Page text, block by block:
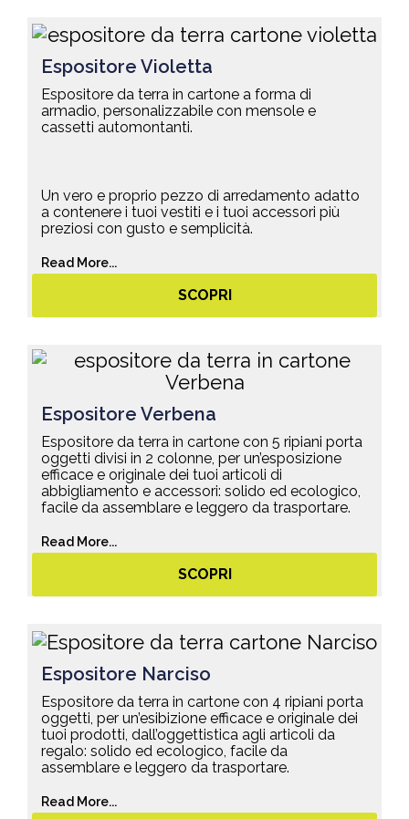
Espositore Violetta
Espositore da terra in cartone a forma di
armadio, personalizzabile con mensole e
cassetti automontanti.
Un vero e proprio pezzo di arredamento adatto
a contenere i tuoi vestiti e i tuoi accessori più
preziosi con gusto e semplicità.
Read More...
SCOPRI
Espositore Verbena
Espositore da terra in cartone con 5 ripiani porta
oggetti divisi in 2 colonne, per un’esposizione
efficace e originale dei tuoi articoli di
abbigliamento e accessori: solido ed ecologico,
facile da assemblare e leggero da trasportare.
Read More...
SCOPRI
Espositore Narciso
Espositore da terra in cartone con 4 ripiani porta
oggetti, per un’esibizione efficace e originale dei
tuoi prodotti, dall’oggettistica agli articoli da
regalo: solido ed ecologico, facile da
assemblare e leggero da trasportare.
Read More...